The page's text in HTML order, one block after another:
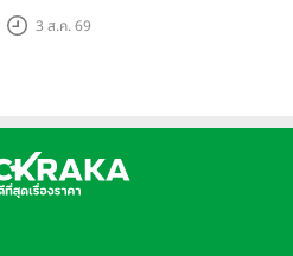
Grand Tour ณ สำนักงาน
3 ส.ค. 69